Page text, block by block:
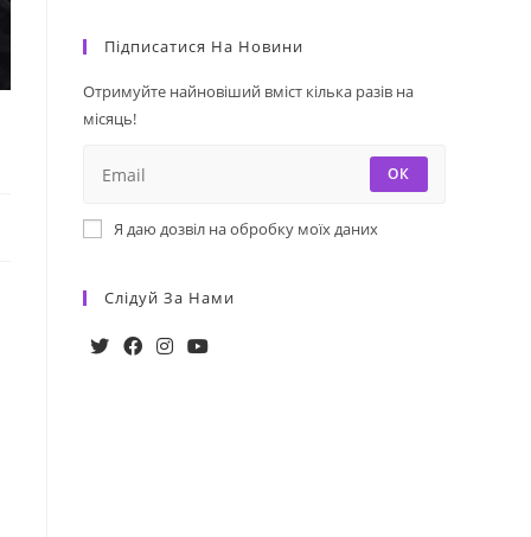
Підписатися На Новини
Отримуйте найновіший вміст кілька разів на
місяць!
ОК
Я даю дозвіл на обробку моїх даних
Слідуй За Нами